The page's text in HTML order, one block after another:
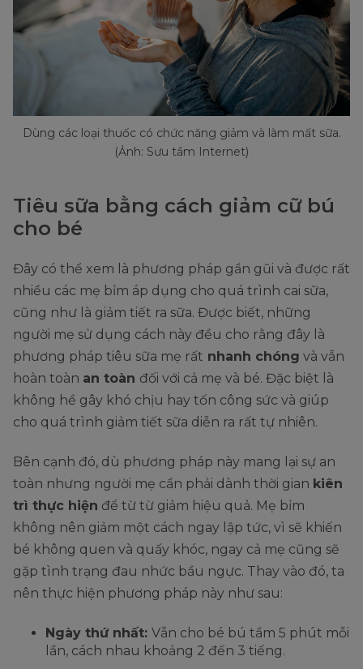
Dùng các loại thuốc có chức năng giảm và làm mất sữa.
(Ảnh: Sưu tầm Internet)
Tiêu sữa bằng cách giảm cữ bú
cho bé
Đây có thể xem là phương pháp gần gũi và được rất
nhiều các mẹ bỉm áp dụng cho quá trình cai sữa,
cũng như là giảm tiết ra sữa. Được biết, những
người mẹ sử dụng cách này đều cho rằng đây là
phương pháp tiêu sữa mẹ rất nhanh chóng và vẫn
hoàn toàn an toàn đối với cả mẹ và bé. Đặc biệt là
không hề gây khó chịu hay tốn công sức và giúp
cho quá trình giảm tiết sữa diễn ra rất tự nhiên.
Bên cạnh đó, dù phương pháp này mang lại sự an
toàn nhưng người mẹ cần phải dành thời gian kiên
trì thực hiện để từ từ giảm hiệu quả. Mẹ bỉm
không nên giảm một cách ngay lập tức, vì sẽ khiến
bé không quen và quấy khóc, ngay cả mẹ cũng sẽ
gặp tình trạng đau nhức bầu ngực. Thay vào đó, ta
nên thực hiện phương pháp này như sau:
Ngày thứ nhất: Vẫn cho bé bú tầm 5 phút mỗi
lần, cách nhau khoảng 2 đến 3 tiếng.